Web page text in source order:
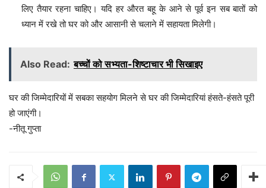
लिए तैयार रहना चाहिए। यदि हर औरत बहू के आने से पूर्व इन सब बातों को
ध्यान में रखे तो घर को और आसानी से चलाने में सहायता मिलेगी।
Also Read: बच्चों को सभ्यता-शिष्टाचार भी सिखाइए
घर की जिम्मेदारियों में सबका सहयोग मिलने से घर की जिम्मेदारियां हंसते-हंसते पूरी
हो जाएंगी।
-नीतू गुप्ता